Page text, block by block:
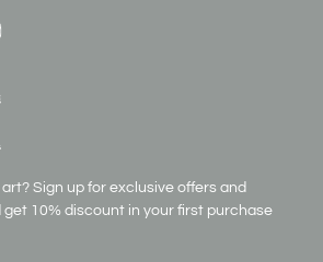
Sign up for exclusive offers and
get 10% discount in your first purchase